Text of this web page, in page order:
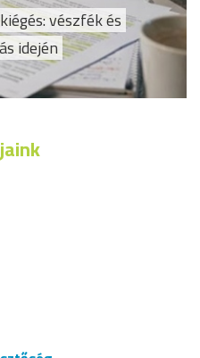
vészfék és
idején